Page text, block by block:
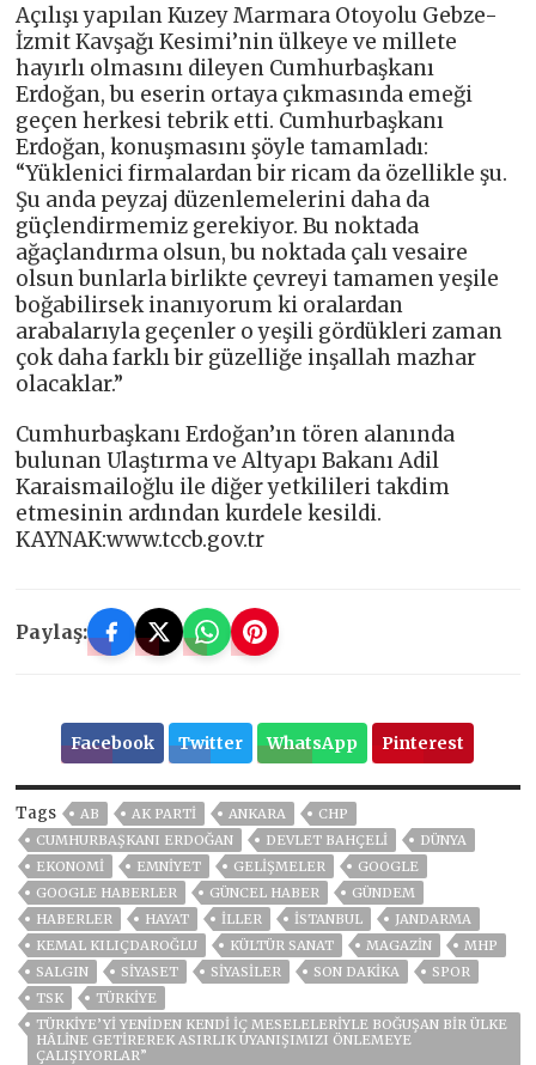
Açılışı yapılan Kuzey Marmara Otoyolu Gebze-
İzmit Kavşağı Kesimi’nin ülkeye ve millete
hayırlı olmasını dileyen Cumhurbaşkanı
Erdoğan, bu eserin ortaya çıkmasında emeği
geçen herkesi tebrik etti. Cumhurbaşkanı
Erdoğan, konuşmasını şöyle tamamladı:
“Yüklenici firmalardan bir ricam da özellikle şu.
Şu anda peyzaj düzenlemelerini daha da
güçlendirmemiz gerekiyor. Bu noktada
ağaçlandırma olsun, bu noktada çalı vesaire
olsun bunlarla birlikte çevreyi tamamen yeşile
boğabilirsek inanıyorum ki oralardan
arabalarıyla geçenler o yeşili gördükleri zaman
çok daha farklı bir güzelliğe inşallah mazhar
olacaklar.”
Cumhurbaşkanı Erdoğan’ın tören alanında
bulunan Ulaştırma ve Altyapı Bakanı Adil
Karaismailoğlu ile diğer yetkilileri takdim
etmesinin ardından kurdele kesildi.
KAYNAK:www.tccb.gov.tr
Paylaş:
Facebook Twitter WhatsApp Pinterest
Tags AB AK PARTİ ANKARA
CHP
CUMHURBAŞKANI ERDOĞAN
DEVLET BAHÇELİ
DÜNYA
EKONOMİ
EMNİYET GELIŞMELER
GOOGLE
GOOGLE HABERLER
GÜNCEL HABER
GÜNDEM
HABERLER
HAYAT İLLER ISTANBUL
JANDARMA
KEMAL KILIÇDAROĞLU
KÜLTÜR SANAT MAGAZİN
MHP
SALGIN
SİYASET SİYASİLER SON DAKIKA
SPOR
TSK
TÜRKİYE
TÜRKIYE’YI YENIDEN KENDI IÇ MESELELERIYLE BOĞUŞAN BIR ÜLKE
HÂLINE GETIREREK ASIRLIK UYANIŞIMIZI ÖNLEMEYE
ÇALIŞIYORLAR”